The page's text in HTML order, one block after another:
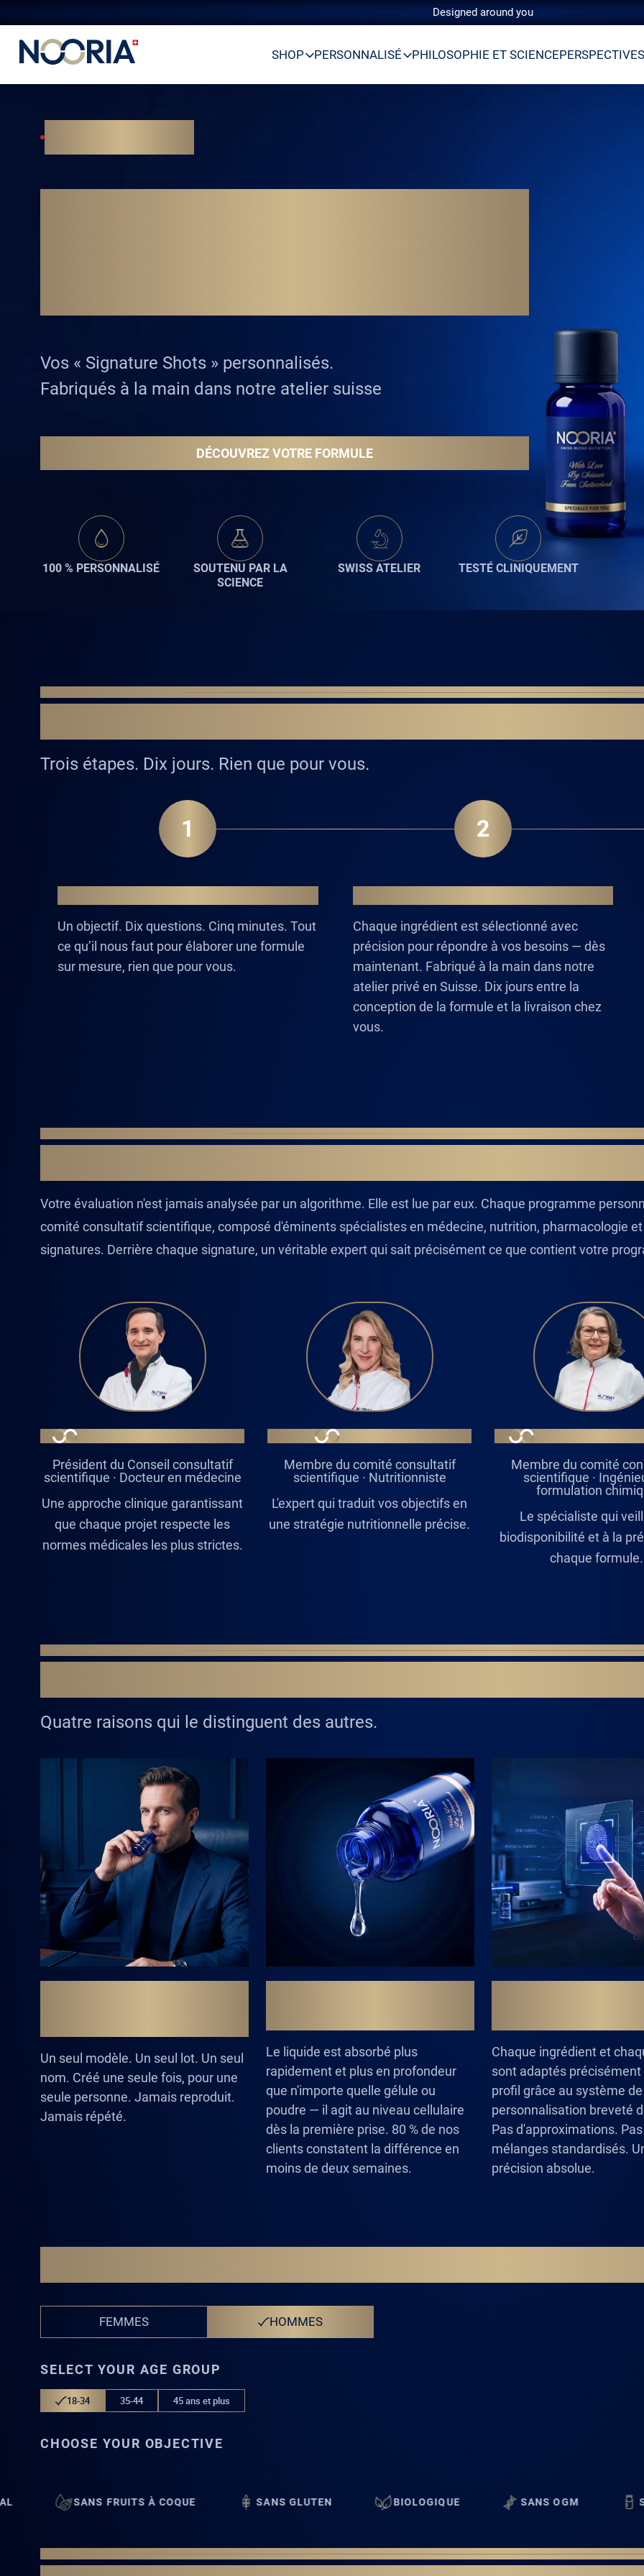
Designed around you
SHOP PERSONNALISÉ PHILOSOPHIE ET SCIENCEPERSPECTIVES
Vos « Signature Shots » personnalisés.
Fabriqués à la main dans notre atelier suisse
DÉCOUVREZ VOTRE FORMULE
100 % PERSONNALISÉ
SOUTENU PAR LA
SCIENCE
SWISS ATELIER TESTÉ CLINIQUEMENT
Trois étapes. Dix jours. Rien que pour vous.
1
Un objectif. Dix questions. Cinq minutes. Tout
ce qu’il nous faut pour élaborer une formule
sur mesure, rien que pour vous.
2
Chaque ingrédient est sélectionné avec
précision pour répondre à vos besoins — dès
maintenant. Fabriqué à la main dans notre
atelier privé en Suisse. Dix jours entre la
conception de la formule et la livraison chez
vous.
Votre évaluation n'est jamais analysée par un algorithme. Elle est lue par eux. Chaque programme
comité consultatif scientifique, composé d'éminents spécialistes en médecine, nutrition, pharmacologie
signatures. Derrière chaque signature, un véritable expert qui sait précisément ce que contient votre
DR DIMITRIOS SAMARAS
Président du Conseil consultatif
scientifique · Docteur en médecine
Une approche clinique garantissant
que chaque projet respecte les
normes médicales les plus strictes.
Membre du comité consultatif
scientifique · Nutritionniste
L'expert qui traduit vos objectifs en
une stratégie nutritionnelle précise.
Membre du comité
scientifique ·
formulation
Le spécialiste qui
biodisponibilité et à la
chaque formule.
Quatre raisons qui le distinguent des autres.
Un seul modèle. Un seul lot. Un seul
nom. Créé une seule fois, pour une
seule personne. Jamais reproduit.
Jamais répété.
Le liquide est absorbé plus
rapidement et plus en profondeur
que n'importe quelle gélule ou
poudre — il agit au niveau cellulaire
dès la première prise. 80 % de nos
clients constatent la différence en
moins de deux semaines.
Chaque ingrédient et
sont adaptés précisément
profil grâce au système de
personnalisation breveté
Pas d'approximations.
mélanges standardisés.
précision absolue.
FEMMES HOMMES
SELECT YOUR AGE GROUP
18-34 35-44 45 ans et plus
CHOOSE YOUR OBJECTIVE
FRUITS À COQUE SANS GLUTEN BIOLOGIQUE SANS OGM SANS LACTOSE